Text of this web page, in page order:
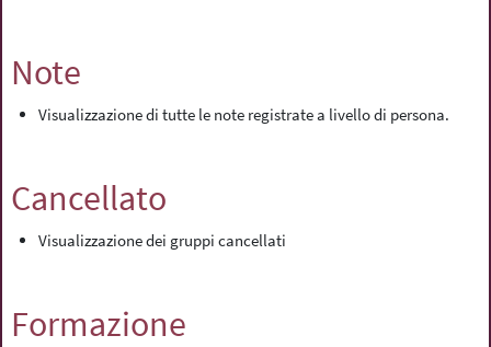
Note
Visualizzazione di tutte le note registrate a livello di persona.
Cancellato
Visualizzazione dei gruppi cancellati
Formazione